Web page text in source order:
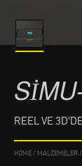
REEL VE
HOME / MALZEMELER /